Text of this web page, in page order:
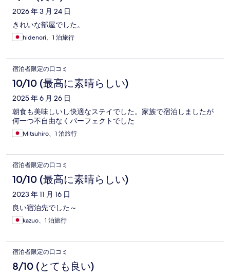
2026 年 3 月 24 日
きれいな部屋でした。
hidenori、1 泊旅行
宿泊者限定の口コミ
10/10 (最高に素晴らしい)
2025 年 6 月 26 日
朝食も美味しいし快適なステイでした。家族で宿泊しましたが
何一つ不自由なくパーフェクトでした
Mitsuhiro、1 泊旅行
宿泊者限定の口コミ
10/10 (最高に素晴らしい)
2023 年 11 月 16 日
良い宿泊先でした～
kazuo、1 泊旅行
宿泊者限定の口コミ
8/10 (とても良い)